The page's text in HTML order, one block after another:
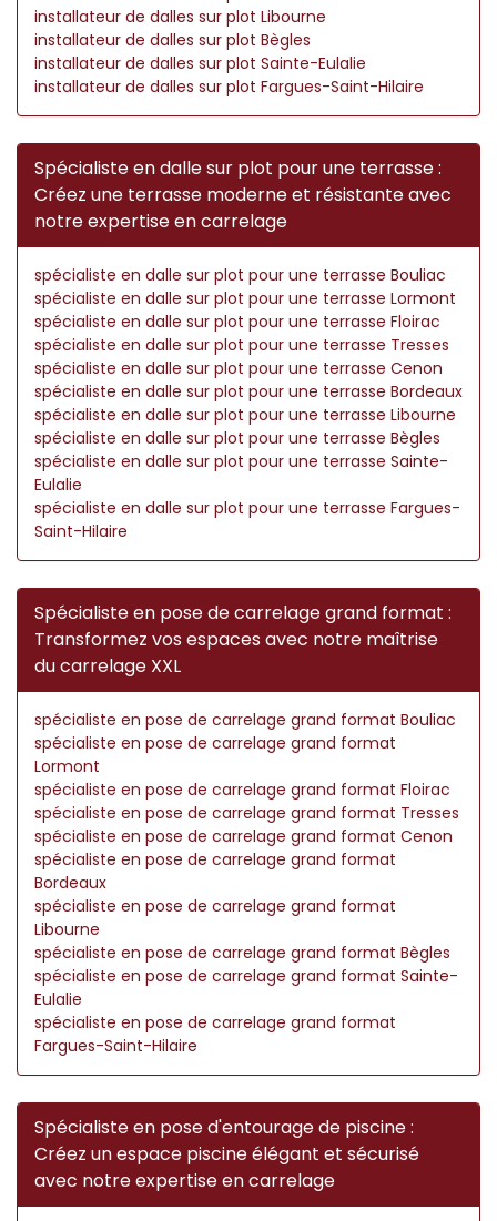
installateur de dalles sur plot Libourne
installateur de dalles sur plot Bègles
installateur de dalles sur plot Sainte-Eulalie
installateur de dalles sur plot Fargues-Saint-Hilaire
Spécialiste en dalle sur plot pour une terrasse :
Créez une terrasse moderne et résistante avec
notre expertise en carrelage
spécialiste en dalle sur plot pour une terrasse Bouliac
spécialiste en dalle sur plot pour une terrasse Lormont
spécialiste en dalle sur plot pour une terrasse Floirac
spécialiste en dalle sur plot pour une terrasse Tresses
spécialiste en dalle sur plot pour une terrasse Cenon
spécialiste en dalle sur plot pour une terrasse Bordeaux
spécialiste en dalle sur plot pour une terrasse Libourne
spécialiste en dalle sur plot pour une terrasse Bègles
spécialiste en dalle sur plot pour une terrasse Sainte-
Eulalie
spécialiste en dalle sur plot pour une terrasse Fargues-
Saint-Hilaire
Spécialiste en pose de carrelage grand format :
Transformez vos espaces avec notre maîtrise
du carrelage XXL
spécialiste en pose de carrelage grand format Bouliac
spécialiste en pose de carrelage grand format
Lormont
spécialiste en pose de carrelage grand format Floirac
spécialiste en pose de carrelage grand format Tresses
spécialiste en pose de carrelage grand format Cenon
spécialiste en pose de carrelage grand format
Bordeaux
spécialiste en pose de carrelage grand format
Libourne
spécialiste en pose de carrelage grand format Bègles
spécialiste en pose de carrelage grand format Sainte-
Eulalie
spécialiste en pose de carrelage grand format
Fargues-Saint-Hilaire
Spécialiste en pose d'entourage de piscine :
Créez un espace piscine élégant et sécurisé
avec notre expertise en carrelage